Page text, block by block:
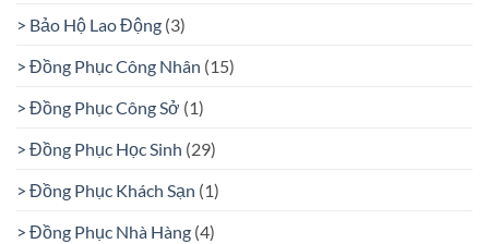
> Bảo Hộ Lao Động (3)
> Đồng Phục Công Nhân (15)
> Đồng Phục Công Sở (1)
> Đồng Phục Học Sinh (29)
> Đồng Phục Khách Sạn (1)
> Đồng Phục Nhà Hàng (4)